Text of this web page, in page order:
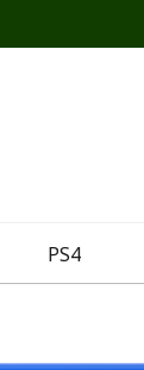
PS4